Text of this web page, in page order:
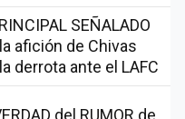
SEÑALADO
afición de Chivas
derrota ante el LAFC
del RUMOR de